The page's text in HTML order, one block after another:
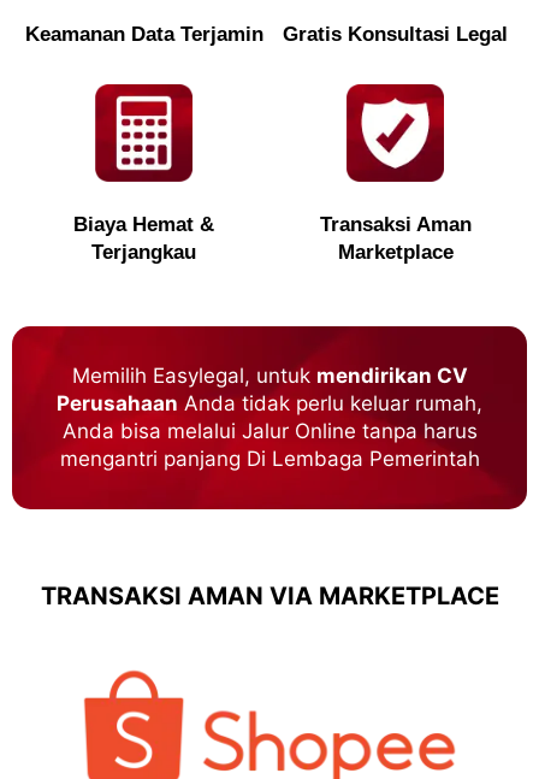
Keamanan Data Terjamin Gratis Konsultasi Legal
Biaya Hemat &
Terjangkau
Transaksi Aman
Marketplace
Memilih Easylegal, untuk mendirikan CV
PerusahaanAnda tidak perlu keluar rumah,
Anda bisa melalui Jalur Online tanpa harus
mengantri panjang Di Lembaga Pemerintah
TRANSAKSI AMAN VIA MARKETPLACE